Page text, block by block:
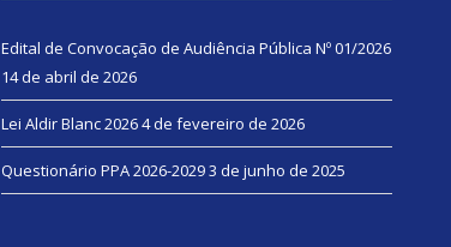
Edital de Convocação de Audiência Pública Nº 01/2026
14 de abril de 2026
Lei Aldir Blanc 20264 de fevereiro de 2026
Questionário PPA 2026-20293 de junho de 2025